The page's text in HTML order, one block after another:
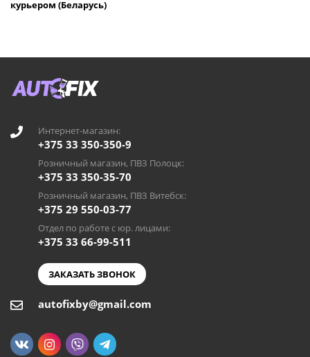
курьером (Беларусь)
Интернет-магазин:
+375 33 350-350-9
Розничный магазин, ПВЗ Полоцк:
+375 33 350-35-70
Розничный магазин, ПВЗ Витебск:
+375 29 550-03-77
Отдел по работе с юр. лицами:
+375 33 66-99-511
ЗАКАЗАТЬ ЗВОНОК
autofixby@gmail.com